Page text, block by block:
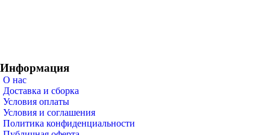
Информация
О нас
Доставка и сборка
Условия оплаты
Условия и соглашения
Политика конфиденциальности